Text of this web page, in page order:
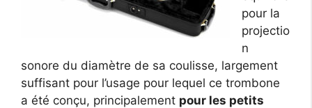
pour la
projectio
n
sonore du diamètre de sa coulisse, largement
suffisant pour l’usage pour lequel ce trombone
a été conçu, principalement pour les petits